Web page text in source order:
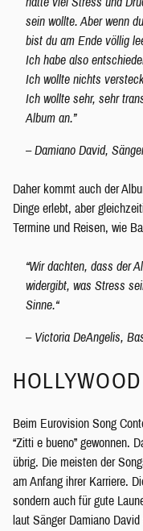
sein wollte. Aber wenn
bist du am Ende völlig
Ich habe also
Ich wollte nichts
Ich wollte sehr, sehr
Album an.”
– Damiano David,
Daher kommt auch der
Dinge erlebt, aber
Termine und Reisen, wie
“Wir dachten, dass der
widergibt, was Stress
Sinne.“
– Victoria DeAngelis,
Beim Eurovision Song
“Zitti e bueno” gewonnen.
übrig. Die meisten der
am Anfang ihrer Karriere.
sondern auch für gute
laut Sänger Damiano